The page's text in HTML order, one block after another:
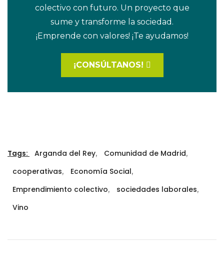
colectivo con futuro. Un proyecto que
sume y transforme la sociedad.
¡Emprende con valores! ¡Te ayudamos!
¡CONSÚLTANOS!
Tags: Arganda del Rey, Comunidad de Madrid,
cooperativas, Economía Social,
Emprendimiento colectivo, sociedades laborales,
Vino